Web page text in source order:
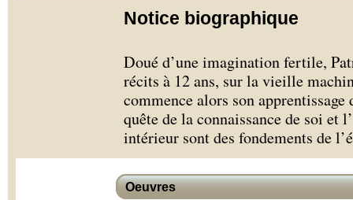
Notice biographique
Doué d’une imagination fertile,
récits à 12 ans, sur la vieille
commence alors son
quête de la connaissance de soi et
intérieur sont des fondements de
Oeuvres